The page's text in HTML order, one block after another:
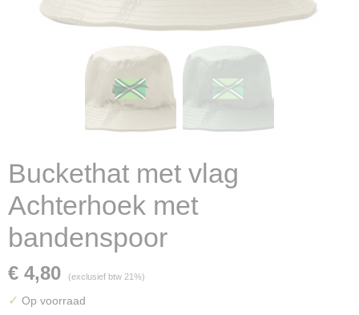
Buckethat met vlag
Achterhoek met
bandenspoor
€ 4,80 (exclusief btw 21%)
✓ Op voorraad